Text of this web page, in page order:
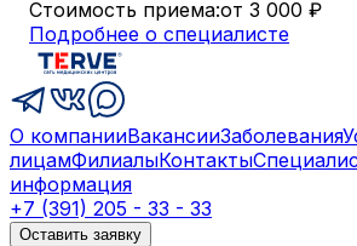
Стоимость приема:от 3 000 ₽
Подробнее о специалисте
О компанииВакансииЗаболевания
лицамФилиалыКонтакты
информация
+7 (391) 205 - 33 - 33
Оставить заявку